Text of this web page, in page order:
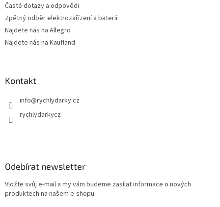
Časté dotazy a odpovědi
Zpětný odběr elektrozařízení a baterií
Najdete nás na Allegro
Najdete nás na Kaufland
Kontakt
info@rychlydarky.cz
rychlydarkycz
Odebírat newsletter
Vložte svůj e-mail a my vám budeme zasílat informace o nových
produktech na našem e-shopu.